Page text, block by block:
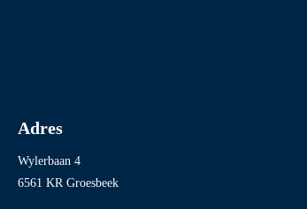
Adres
Wylerbaan 4
6561 KR Groesbeek